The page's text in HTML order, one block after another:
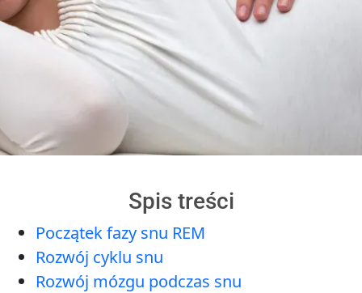
Spis treści
Początek fazy snu REM
Rozwój cyklu snu
Rozwój mózgu podczas snu